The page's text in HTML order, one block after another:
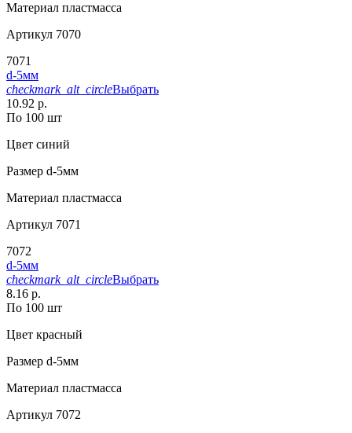
Материал пластмасса
Артикул 7070
7071
d-5мм
checkmark_alt_circleВыбрать
10.92 р.
По 100 шт
Цвет синий
Размер d-5мм
Материал пластмасса
Артикул 7071
7072
d-5мм
checkmark_alt_circleВыбрать
8.16 р.
По 100 шт
Цвет красный
Размер d-5мм
Материал пластмасса
Артикул 7072